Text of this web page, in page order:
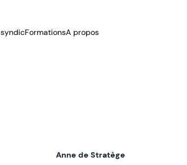
FormationsA propos
Anne de Stratège